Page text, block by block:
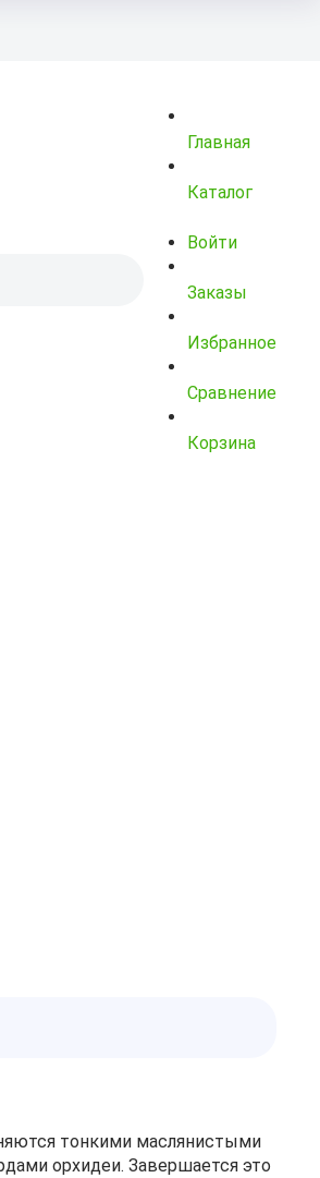
Главная
Каталог
Войти
Заказы
Избранное
Сравнение
Корзина
тонкими маслянистыми
орхидеи. Завершается это